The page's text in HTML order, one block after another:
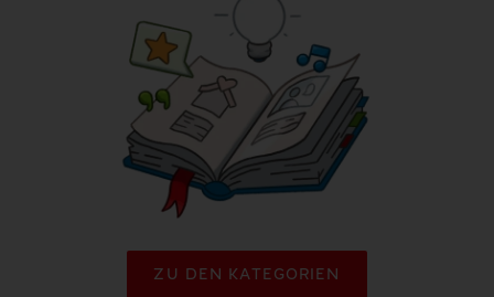
ZU DEN KATEGORIEN